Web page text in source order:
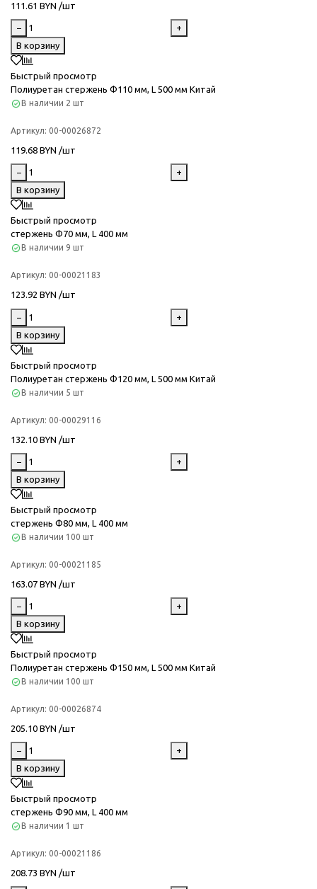
111.61 BYN /шт
−
+
В корзину
Быстрый просмотр
Полиуретан стержень Ф110 мм, L 500 мм Китай
В наличии 2 шт
Артикул: 00-00026872
119.68 BYN /шт
−
+
В корзину
Быстрый просмотр
стержень Ф70 мм, L 400 мм
В наличии 9 шт
Артикул: 00-00021183
123.92 BYN /шт
−
+
В корзину
Быстрый просмотр
Полиуретан стержень Ф120 мм, L 500 мм Китай
В наличии 5 шт
Артикул: 00-00029116
132.10 BYN /шт
−
+
В корзину
Быстрый просмотр
стержень Ф80 мм, L 400 мм
В наличии 100 шт
Артикул: 00-00021185
163.07 BYN /шт
−
+
В корзину
Быстрый просмотр
Полиуретан стержень Ф150 мм, L 500 мм Китай
В наличии 100 шт
Артикул: 00-00026874
205.10 BYN /шт
−
+
В корзину
Быстрый просмотр
стержень Ф90 мм, L 400 мм
В наличии 1 шт
Артикул: 00-00021186
208.73 BYN /шт